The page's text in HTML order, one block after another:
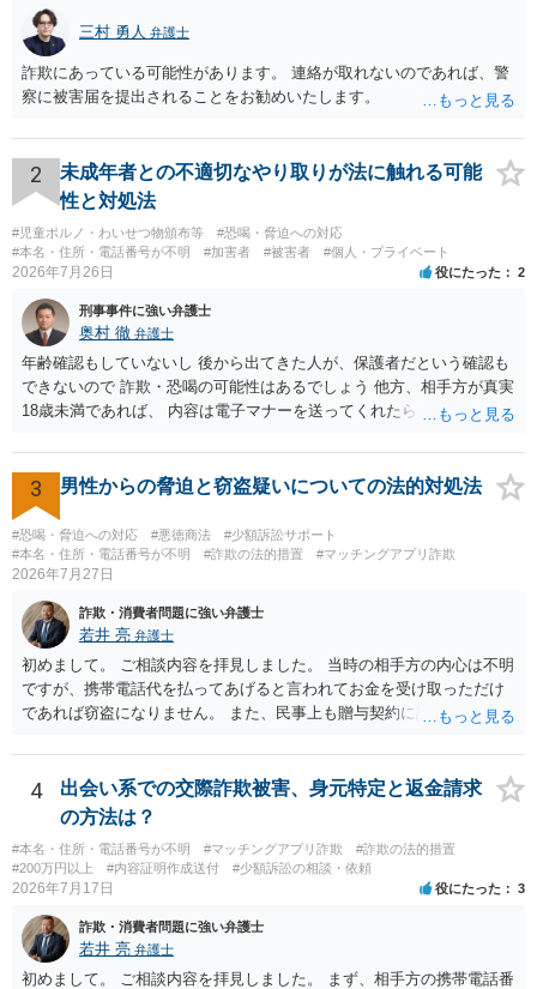
三村 勇人 弁護士
詐欺にあっている可能性があります。 連絡が取れないのであれば、警
察に被害届を提出されることをお勧めいたします。
2
未成年者との不適切なやり取りが法に触れる可能
性と対処法
#児童ポルノ・わいせつ物頒布等
#恐喝・脅迫への対応
#本名・住所・電話番号が不明
#加害者 #被害者 #個人・プライベート
2026年7月26日 役にたった 2
刑事事件に強い弁護士
奥村 徹 弁護士
年齢確認もしていないし 後から出てきた人が、保護者だという確認も
できないので 詐欺・恐喝の可能性はあるでしょう 他方、相手方が真実
18歳未満であれば、 内容は電子マナーを送ってくれたら自慰行為など
画の尺は10分ほど、服を着たままで胸を触って欲しい、などの要望を
して、要求された金額(1000円程度)の電子マネーを送信してしまいま
した。 そこから、撮影するまで暇なので顔の雰囲気の写真を交換して
欲しい、住んでいる都道府県と区を教えてと言われたので教えたりと
言ったやり取りをしていました。 というやりとりは、青少年条例違反
（わいせつ行為）の疑いがあります。18歳未満と知らなくても処罰可
能です。
3 男性からの脅迫と窃盗疑いについての法的対処法
#恐喝・脅迫への対応 #悪徳商法
#少額訴訟サポート
#本名・住所・電話番号が不明
#詐欺の法的措置 #マッチングアプリ詐欺
2026年7月27日
詐欺・消費者問題に強い弁護士
若井 亮 弁護士
初めまして。 ご相談内容を拝見しました。 当時の相手方の内心は不明
ですが、携帯電話代を払ってあげると言われてお金を受け取っただけ
であれば窃盗になりません。 また、民事上も贈与契約に該当すると思
ず、可能であればブロックをするようにしてください。 ご不安であれ
ば、最寄りの警察署に相談をしても良いかもしれません。 以上、ご参
考になれば幸いです。
4
出会い系での交際詐欺被害、身元特定と返金請求
の方法は？
#本名・住所・電話番号が不明 #マッチングアプリ詐欺
#詐欺の法的措置
#200万円以上
#内容証明作成送付 #少額訴訟の相談・依頼
2026年7月17日 役にたった 3
詐欺・消費者問題に強い弁護士
若井 亮 弁護士
初めまして。 ご相談内容を拝見しました。 まず、相手方の携帯電話番